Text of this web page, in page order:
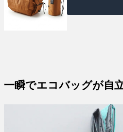
一瞬でエコバッグが自